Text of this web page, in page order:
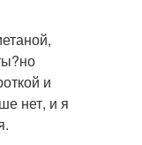
и
нет, и я